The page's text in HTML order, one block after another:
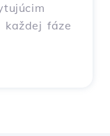
fáze